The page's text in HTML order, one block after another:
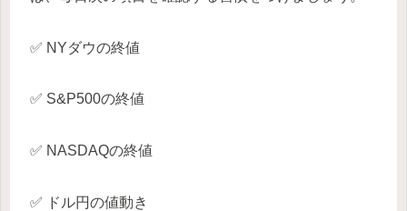
✅ NYダウの終値
✅ S&P500の終値
✅ NASDAQの終値
✅ ドル円の値動き